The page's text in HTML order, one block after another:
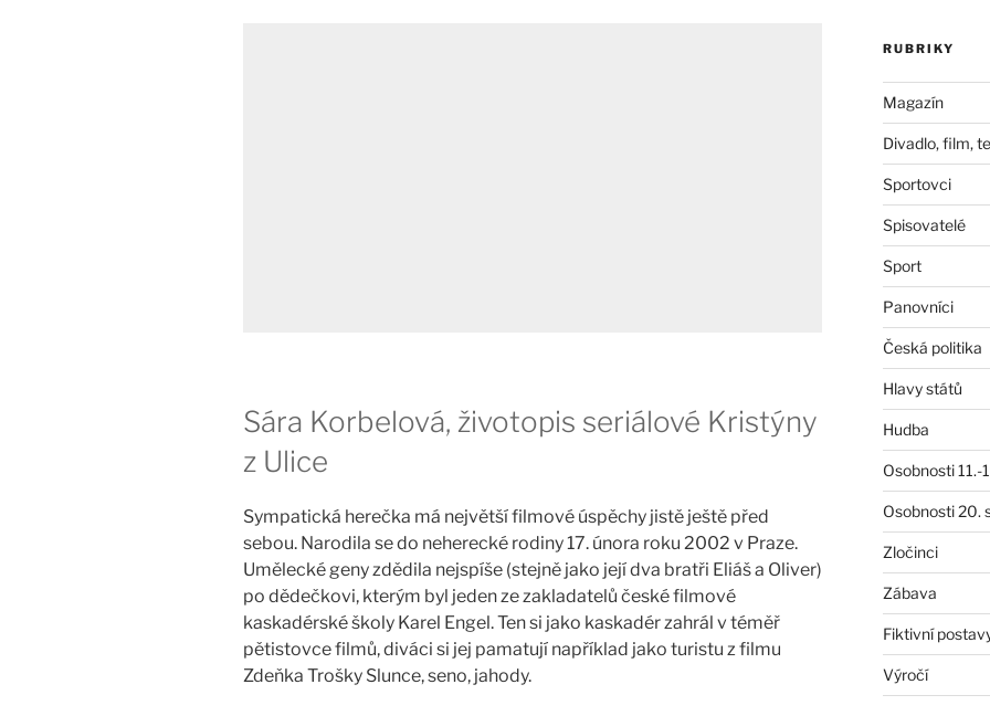
Sára Korbelová, životopis seriálové Kristýny
z Ulice
Sympatická herečka má největší filmové úspěchy jistě ještě před
sebou. Narodila se do neherecké rodiny 17. února roku 2002 v Praze.
Umělecké geny zdědila nejspíše (stejně jako její dva bratři Eliáš a Oliver)
po dědečkovi, kterým byl jeden ze zakladatelů české filmové
kaskadérské školy Karel Engel. Ten si jako kaskadér zahrál v téměř
pětistovce filmů, diváci si jej pamatují například jako turistu z filmu
Zdeňka Trošky Slunce, seno, jahody.
RUBRIKY
Magazín
Divadlo, film,
Sportovci
Spisovatelé
Sport
Panovníci
Česká politika
Hlavy států
Hudba
Osobnosti 11.-
Osobnosti 20.
Zločinci
Zábava
Fiktivní
Výročí